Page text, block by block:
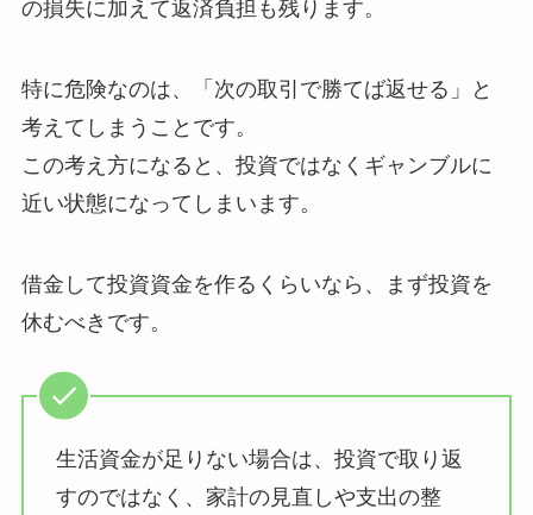
の損失に加えて返済負担も残ります。
特に危険なのは、「次の取引で勝てば返せる」と
考えてしまうことです。
この考え方になると、投資ではなくギャンブルに
近い状態になってしまいます。
借金して投資資金を作るくらいなら、まず投資を
休むべきです。
生活資金が足りない場合は、投資で取り返
すのではなく、家計の見直しや支出の整